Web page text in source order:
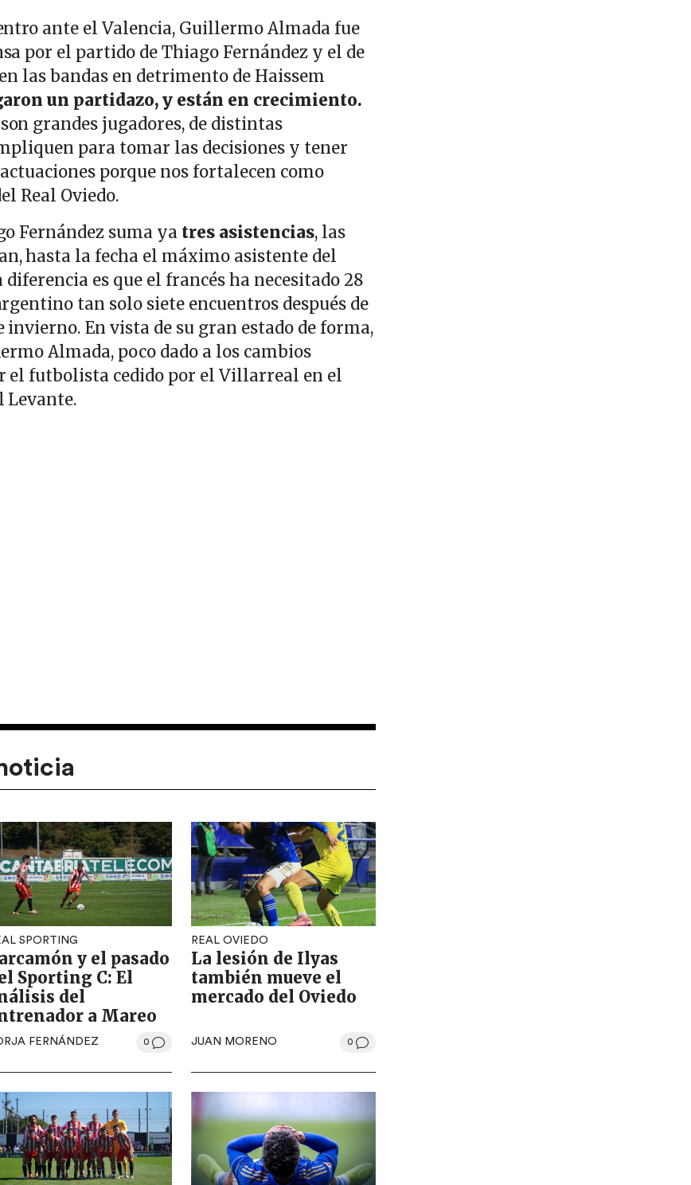
ante el Valencia, Guillermo Almada fue
por el partido de Thiago Fernández y el de
las bandas en detrimento de Haissem
un partidazo, y están en crecimiento.
grandes jugadores, de distintas
para tomar las decisiones y tener
porque nos fortalecen como
Real Oviedo.
Fernández suma ya tres asistencias, las
hasta la fecha el máximo asistente del
es que el francés ha necesitado 28
tan solo siete encuentros después de
invierno. En vista de su gran estado de forma,
Almada, poco dado a los cambios
el futbolista cedido por el Villarreal en el
Levante.
SPORTING
y el pasado
Sporting C: El
del
a Mareo
FERNÁNDEZ 0
REAL OVIEDO
La lesión de Ilyas
también mueve el
mercado del Oviedo
JUAN MORENO 0